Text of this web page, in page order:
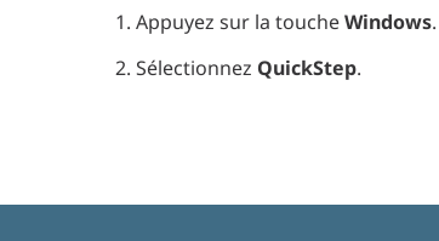
Appuyez sur la toucheWindows.
Sélectionnez QuickStep.